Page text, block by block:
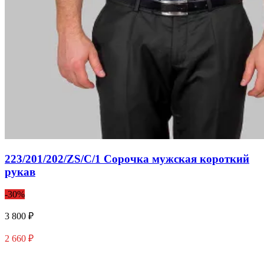
223/201/202/ZS/C/1 Сорочка мужская короткий
рукав
-30%
3 800 ₽
2 660 ₽